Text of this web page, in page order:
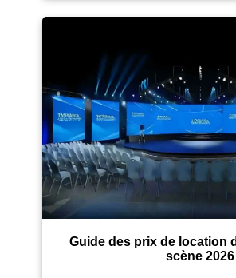
Guide des prix de location
scène 2026